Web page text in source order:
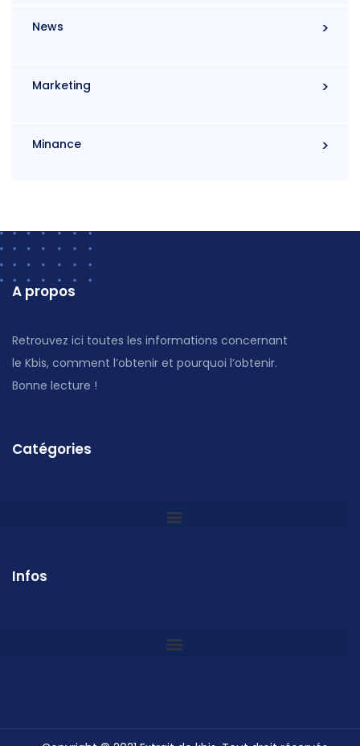
News
Marketing
Minance
A propos
Retrouvez ici toutes les informations concernant
le Kbis, comment l’obtenir et pourquoi l’obtenir.
Bonne lecture !
Catégories
Infos